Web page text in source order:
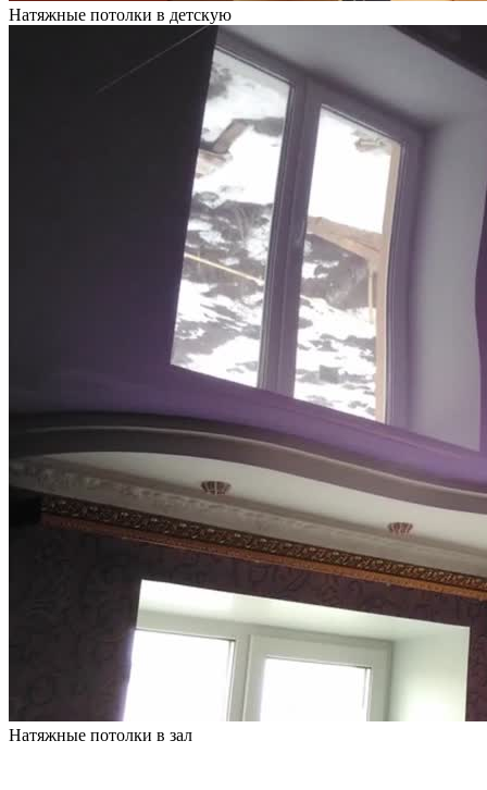
Натяжные потолки в детскую
Натяжные потолки в зал